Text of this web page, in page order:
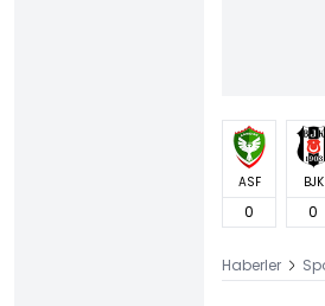
ASF
0
BJK
0
Haberler